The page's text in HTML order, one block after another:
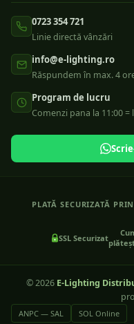
0723 354 721
Linie directă vânzări
info@e-lighting.ro
Răspundem în max. 4
Program de lucru
Comenzi pana la 11:00 =
PLATĂ SECURIZATĂ
SSL Securizat
©2026 E-Lighting
ANPC — SAL SOL Online